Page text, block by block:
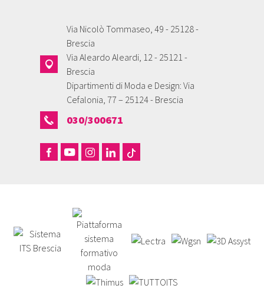
Via Nicolò Tommaseo, 49 - 25128 -
Brescia
Via Aleardo Aleardi, 12 - 25121 -
Brescia
Dipartimenti di Moda e Design: Via
Cefalonia, 77 – 25124 - Brescia
030/300671